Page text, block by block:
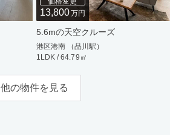
13,800万円
5.6mの天空クルーズ
港区港南 （品川駅）
1LDK / 64.79㎡
他の物件を見る